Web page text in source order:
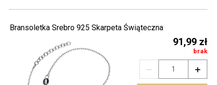
Bransoletka Srebro 925 Skarpeta Świąteczna
91,99 zł
brak

